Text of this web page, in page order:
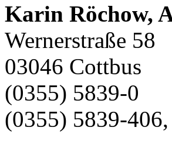
Karin Röchow,
Wernerstraße 58
03046 Cottbus
(0355) 5839-0
(0355) 5839-